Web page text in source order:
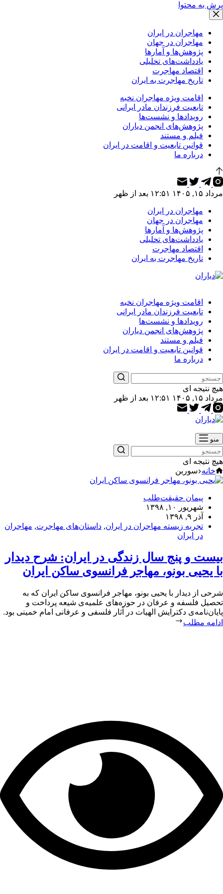
پرش به محتوا
مهاجران در ایران
مهاجران در جهان
پژوهش‌ها و آمارها
یادداشت‌های تحلیلی
اقتصاد مهاجرت
تاریخ مهاجرت به ایران
اقامت ویژه مهاجران نخبه
تابعیت فرزندان مادر ایرانی
رویدادها و نشست‌ها
پژوهش‌های انجمن دیاران
فیلم و مستند
قوانین تابعیت و اقامت در ایران
درباره ما
مرداد ۱۵, ۱۴۰۵ ۱۲:۵۱ بعد از ظهر
مهاجران در ایران
مهاجران در جهان
پژوهش‌ها و آمارها
یادداشت‌های تحلیلی
اقتصاد مهاجرت
تاریخ مهاجرت به ایران
اقامت ویژه مهاجران نخبه
تابعیت فرزندان مادر ایرانی
رویدادها و نشست‌ها
پژوهش‌های انجمن دیاران
فیلم و مستند
قوانین تابعیت و اقامت در ایران
درباره ما
هیچ نتیجه ای
مرداد ۱۵, ۱۴۰۵ ۱۲:۵۱ بعد از ظهر
منو
هیچ نتیجه ای
خانه سوربن
پیمان حقیقت‌طلب
شهریور ۱۰, ۱۳۹۸
آذر ۹, ۱۳۹۸
تجربه زیسته مهاجران در ایران, داستان‌های مهاجرت, مهاجران
در ایران
بیست و پنج سال زندگی در ایران: شرح دیدار
با یحیی بونو، مهاجر فرانسوی ساکن ایران
شرحی از دیدار با یحیی بونو، مهاجر فرانسوی ساکن ایران که به
تحصیل فلسفه و عرفان در حوزه‌های علمیه‌ی شیعه پرداخت و
پایان‌نامه‌ی دکترایش الهیات در آثار فلسفی و عرفانی امام خمینی بود.
ادامه مطلب